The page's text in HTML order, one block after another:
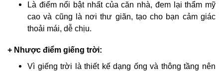
Là điểm nổi bật nhất của căn nhà, đem lại thẩm mỹ
cao và cũng là nơi thư giãn, tạo cho bạn cảm giác
thoải mái, dễ chịu.
+ Nhược điểm giếng trời:
Vì giếng trời là thiết kế dạng ống và thông tầng nên